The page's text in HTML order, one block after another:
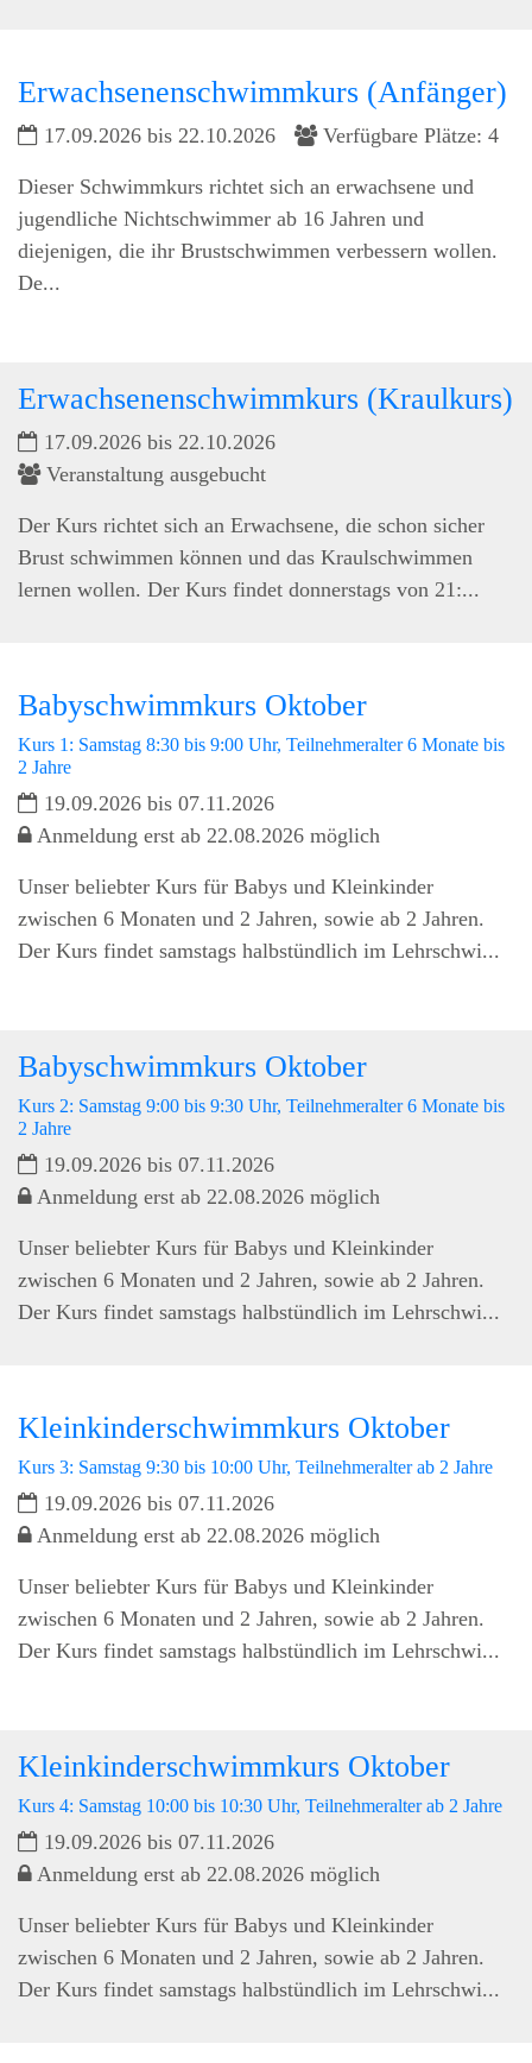
Erwachsenenschwimmkurs (Anfänger)
17.09.2026 bis 22.10.2026 Verfügbare Plätze: 4
Dieser Schwimmkurs richtet sich an erwachsene und
jugendliche Nichtschwimmer ab 16 Jahren und
diejenigen, die ihr Brustschwimmen verbessern wollen.
De...
Erwachsenenschwimmkurs (Kraulkurs)
17.09.2026 bis 22.10.2026
Veranstaltung ausgebucht
Der Kurs richtet sich an Erwachsene, die schon sicher
Brust schwimmen können und das Kraulschwimmen
lernen wollen. Der Kurs findet donnerstags von 21:...
Babyschwimmkurs Oktober
Kurs 1: Samstag 8:30 bis 9:00 Uhr, Teilnehmeralter 6 Monate bis
2 Jahre
19.09.2026 bis 07.11.2026
Anmeldung erst ab 22.08.2026 möglich
Unser beliebter Kurs für Babys und Kleinkinder
zwischen 6 Monaten und 2 Jahren, sowie ab 2 Jahren.
Der Kurs findet samstags halbstündlich im Lehrschwi...
Babyschwimmkurs Oktober
Kurs 2: Samstag 9:00 bis 9:30 Uhr, Teilnehmeralter 6 Monate bis
2 Jahre
19.09.2026 bis 07.11.2026
Anmeldung erst ab 22.08.2026 möglich
Unser beliebter Kurs für Babys und Kleinkinder
zwischen 6 Monaten und 2 Jahren, sowie ab 2 Jahren.
Der Kurs findet samstags halbstündlich im Lehrschwi...
Kleinkinderschwimmkurs Oktober
Kurs 3: Samstag 9:30 bis 10:00 Uhr, Teilnehmeralter ab 2 Jahre
19.09.2026 bis 07.11.2026
Anmeldung erst ab 22.08.2026 möglich
Unser beliebter Kurs für Babys und Kleinkinder
zwischen 6 Monaten und 2 Jahren, sowie ab 2 Jahren.
Der Kurs findet samstags halbstündlich im Lehrschwi...
Kleinkinderschwimmkurs Oktober
Kurs 4: Samstag 10:00 bis 10:30 Uhr, Teilnehmeralter ab 2 Jahre
19.09.2026 bis 07.11.2026
Anmeldung erst ab 22.08.2026 möglich
Unser beliebter Kurs für Babys und Kleinkinder
zwischen 6 Monaten und 2 Jahren, sowie ab 2 Jahren.
Der Kurs findet samstags halbstündlich im Lehrschwi...